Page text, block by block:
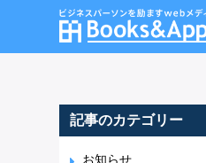
記事のカテゴリー
お知らせ